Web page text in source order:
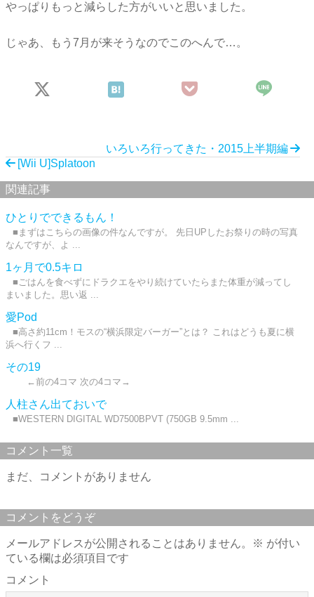
やっぱりもっと減らした方がいいと思いました。
じゃあ、もう7月が来そうなのでこのへんで…。
いろいろ行ってきた・2015上半期編
[Wii U]Splatoon
関連記事
ひとりでできるもん！
■まずはこちらの画像の件なんですが。 先日UPしたお祭りの時の写真
なんですが、よ ...
1ヶ月で0.5キロ
■ごはんを食べずにドラクエをやり続けていたらまた体重が減ってし
まいました。思い返 ...
愛Pod
■高さ約11cm！モスの“横浜限定バーガー”とは？ これはどうも夏に横
浜へ行くフ ...
その19
←前の4コマ 次の4コマ→
人柱さん出ておいで
■WESTERN DIGITAL WD7500BPVT (750GB 9.5mm ...
コメント一覧
まだ、コメントがありません
コメントをどうぞ
メールアドレスが公開されることはありません。 ※ が付い
ている欄は必須項目です
コメント